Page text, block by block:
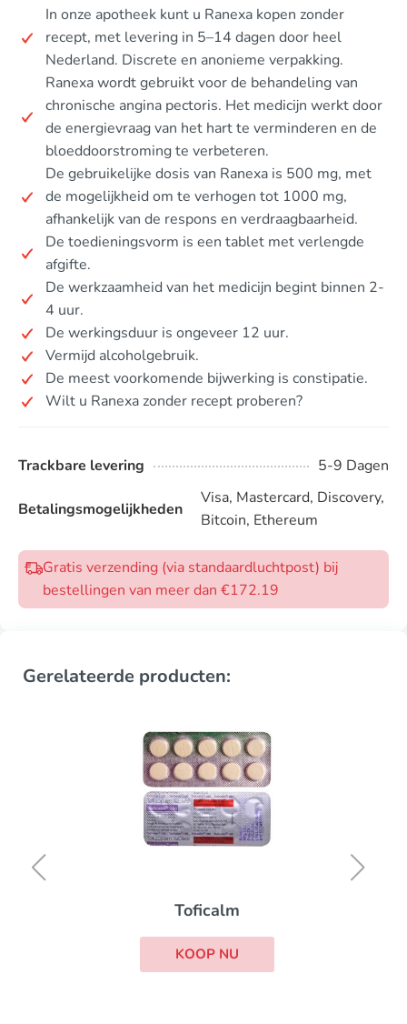
In onze apotheek kunt u Ranexa kopen zonder
recept, met levering in 5–14 dagen door heel
Nederland. Discrete en anonieme verpakking.
Ranexa wordt gebruikt voor de behandeling van
chronische angina pectoris. Het medicijn werkt door
de energievraag van het hart te verminderen en de
bloeddoorstroming te verbeteren.
De gebruikelijke dosis van Ranexa is 500 mg, met
de mogelijkheid om te verhogen tot 1000 mg,
afhankelijk van de respons en verdraagbaarheid.
De toedieningsvorm is een tablet met verlengde
afgifte.
De werkzaamheid van het medicijn begint binnen 2-
4 uur.
De werkingsduur is ongeveer 12 uur.
Vermijd alcoholgebruik.
De meest voorkomende bijwerking is constipatie.
Wilt u Ranexa zonder recept proberen?
Trackbare levering 5-9 Dagen
Betalingsmogelijkheden
Visa, Mastercard, Discovery,
Bitcoin, Ethereum
Gratis verzending (via standaardluchtpost) bij
bestellingen van meer dan €172.19
Gerelateerde producten:
Toficalm
KOOP NU